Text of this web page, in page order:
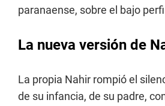
paranaense, sobre el bajo
La nueva versión de
La propia Nahir rompió el
de su infancia, de su padre,